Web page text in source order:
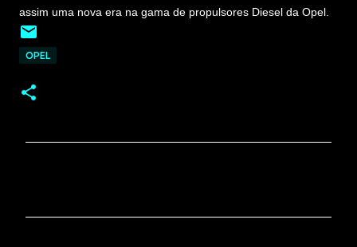
assim uma nova era na gama de propulsores Diesel da Opel.
OPEL